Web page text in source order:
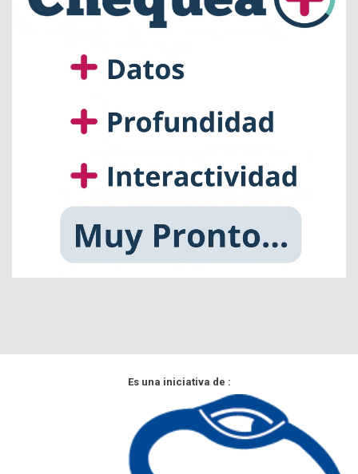
Es una iniciativa de :